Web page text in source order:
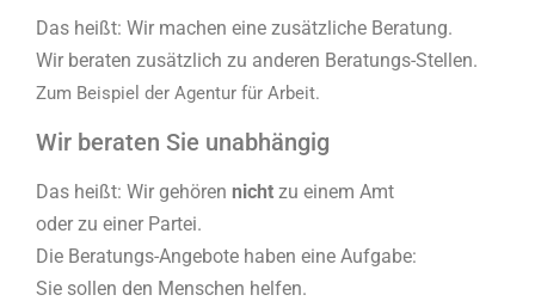
Das heißt: Wir machen eine zusätzliche Beratung.
Wir beraten zusätzlich zu anderen Beratungs-Stellen.
Zum Beispiel der Agentur für Arbeit.
Wir beraten Sie unabhängig
Das heißt: Wir gehören nicht zu einem Amt
oder zu einer Partei.
Die Beratungs-Angebote haben eine Aufgabe:
Sie sollen den Menschen helfen.